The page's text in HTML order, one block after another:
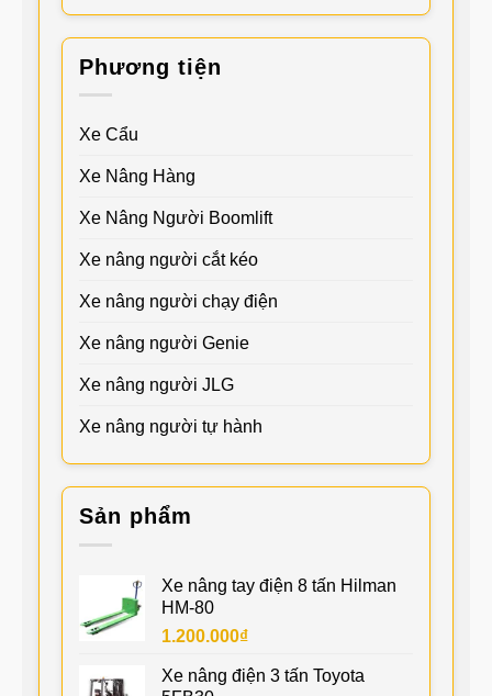
Phương tiện
Xe Cẩu
Xe Nâng Hàng
Xe Nâng Người Boomlift
Xe nâng người cắt kéo
Xe nâng người chạy điện
Xe nâng người Genie
Xe nâng người JLG
Xe nâng người tự hành
Sản phẩm
Xe nâng tay điện 8 tấn Hilman
HM-80
1.200.000₫
Xe nâng điện 3 tấn Toyota